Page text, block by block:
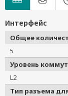
Интерфейс
Общее
5
Уровень
L2
Тип разъема